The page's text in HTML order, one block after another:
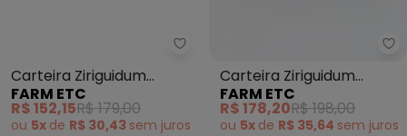
Farm Etc - Carteira Ziriguidum
Carteira Ziriguidum
Painted Flowers Verde
FARM ETC
R$ 152,15R$ 179,00
ou 5x de R$ 30,43 sem juros
Carteira Ziriguidum
Coletânea Tropical
Marrom
FARM ETC
R$ 178,20R$ 198,00
ou 5x de R$ 35,64 sem juros